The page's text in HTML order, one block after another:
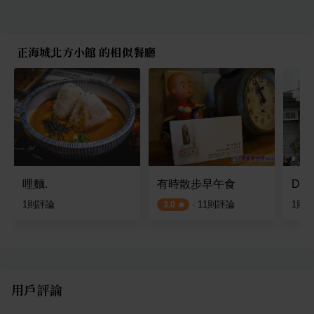
正海城北方小館 的相似餐廳
哩麵.
1則評論
有時散步早午食
3.0 · 11則評論 1則
用戶評論